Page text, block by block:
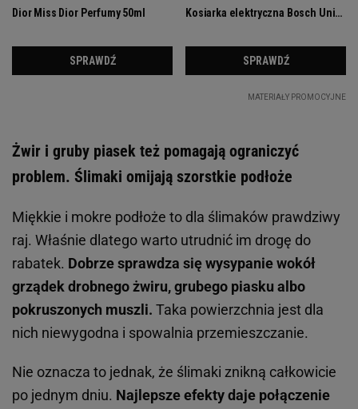
Żwir i gruby piasek też pomagają ograniczyć
problem. Ślimaki omijają szorstkie podłoże
Miękkie i mokre podłoże to dla ślimaków prawdziwy
raj. Właśnie dlatego warto utrudnić im drogę do
rabatek. Dobrze sprawdza się wysypanie wokół
grządek drobnego żwiru, grubego piasku albo
pokruszonych muszli. Taka powierzchnia jest dla
nich niewygodna i spowalnia przemieszczanie.
Nie oznacza to jednak, że ślimaki znikną całkowicie
po jednym dniu. Najlepsze efekty daje połączenie